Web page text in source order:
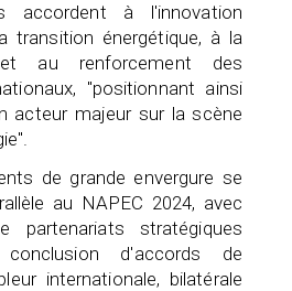
accordent à l'innovation
transition énergétique, à la
et au renforcement des
"positionnant ainsi
acteur majeur sur la scène
de grande envergure se
au NAPEC 2024, avec
partenariats stratégiques
d'accords de
internationale, bilatérale